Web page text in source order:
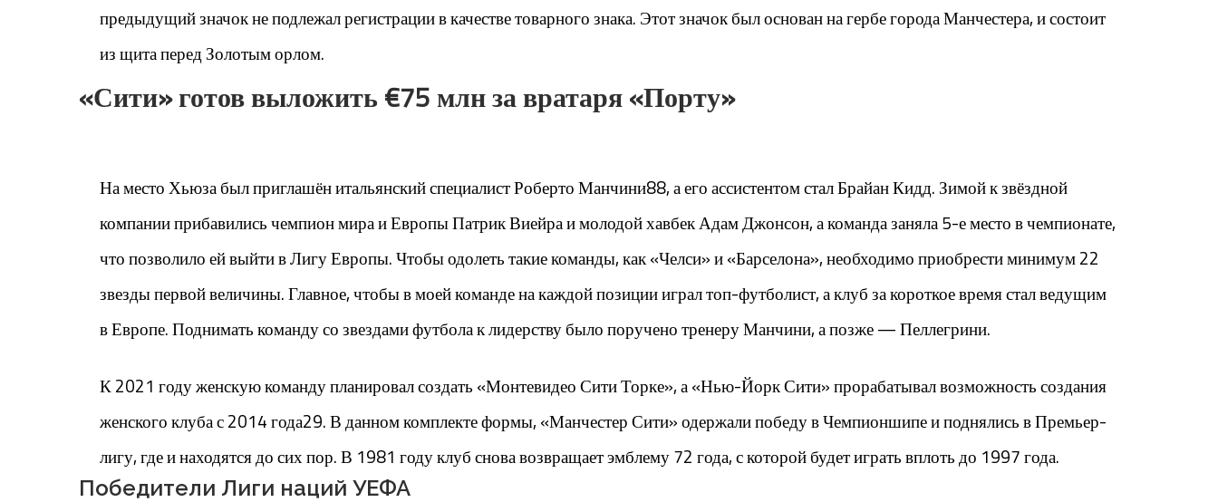
предыдущий значок не подлежал регистрации в качестве товарного знака. Этот значок был основан на гербе города Манчестера, и состоит
из щита перед Золотым орлом.
«Сити» готов выложить €75 млн за вратаря «Порту»
На место Хьюза был приглашён итальянский специалист Роберто Манчини88, а его ассистентом стал Брайан Кидд. Зимой к звёздной
компании прибавились чемпион мира и Европы Патрик Виейра и молодой хавбек Адам Джонсон, а команда заняла 5-е место в чемпионате,
что позволило ей выйти в Лигу Европы. Чтобы одолеть такие команды, как «Челси» и «Барселона», необходимо приобрести минимум 22
звезды первой величины. Главное, чтобы в моей команде на каждой позиции играл топ-футболист, а клуб за короткое время стал ведущим
в Европе. Поднимать команду со звездами футбола к лидерству было поручено тренеру Манчини, а позже — Пеллегрини.
К 2021 году женскую команду планировал создать «Монтевидео Сити Торке», а «Нью-Йорк Сити» прорабатывал возможность создания
женского клуба с 2014 года29. В данном комплекте формы, «Манчестер Сити» одержали победу в Чемпионшипе и поднялись в Премьер-
лигу, где и находятся до сих пор. В 1981 году клуб снова возвращает эмблему 72 года, с которой будет играть вплоть до 1997 года.
Победители Лиги наций УЕФА